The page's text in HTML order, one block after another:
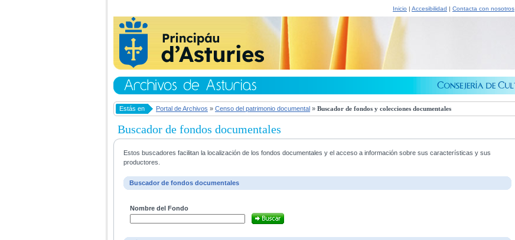
Inicio | Accesibilidad | Contacta con nosotros
Estás en Portal de Archivos » Censo del patrimonio documental » Buscador de fondos y colecciones documentales
Buscador de fondos documentales
Estos buscadores facilitan la localización de los fondos documentales y el acceso a información sobre sus características y sus
productores.
Buscador de fondos documentales
Nombre del Fondo